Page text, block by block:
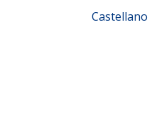
Castellano